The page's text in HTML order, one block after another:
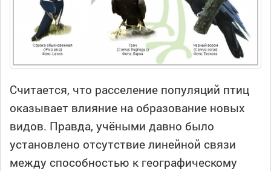
Считается, что расселение популяций птиц
оказывает влияние на образование новых
видов. Правда, учёными давно было
установлено отсутствие линейной связи
между способностью к географическому